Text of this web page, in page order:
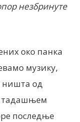
незбринуте
око панка
музику,
ништа од
тадашњем
последње